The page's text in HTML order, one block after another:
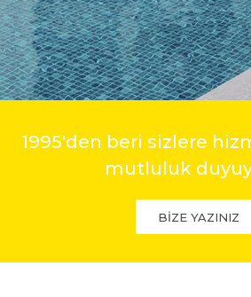
1995'den beri sizlere
mutluluk
BİZE YAZINIZ